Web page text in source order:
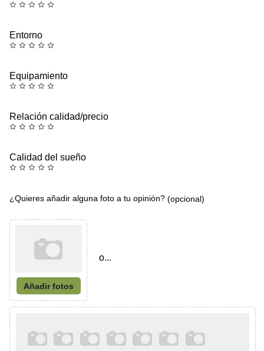
Entorno
Equipamiento
Relación calidad/precio
Calidad del sueño
¿Quieres añadir alguna foto a tu opinión? (opcional)
Añadir fotos
o...